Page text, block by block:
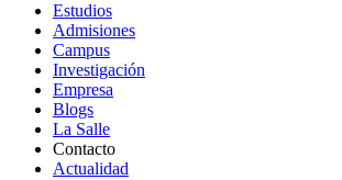
Estudios
Admisiones
Campus
Investigación
Empresa
Blogs
La Salle
Contacto
Actualidad